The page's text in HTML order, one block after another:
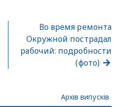
Во время ремонта
Окружной пострадал
рабочий: подробности
(фото)
Архів випусків